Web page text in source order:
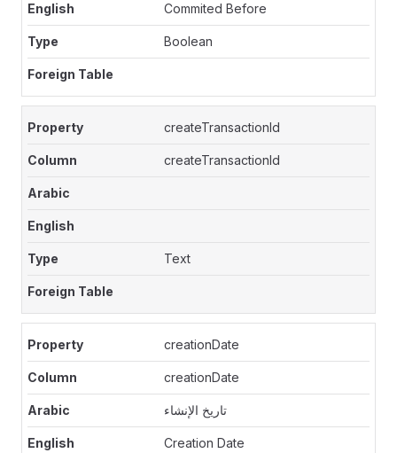
Commited Before
Boolean
createTransactionId
createTransactionId
Text
creationDate
creationDate
تاريخ الإنشاء
Creation Date